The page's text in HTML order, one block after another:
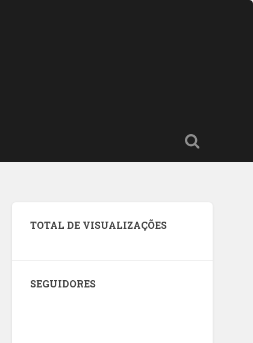
TOTAL DE VISUALIZAÇÕES
SEGUIDORES